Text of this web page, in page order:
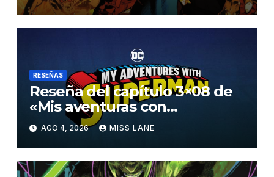
RESEÑAS
Reseña del capítulo 3×08 de
«Mis aventuras con
Superman»
AGO 4, 2026 MISS LANE